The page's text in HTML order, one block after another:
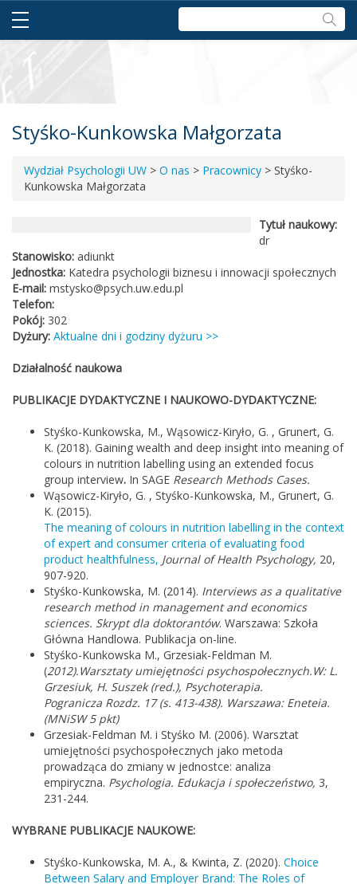
Szukaj:
Styśko-Kunkowska Małgorzata
Wydział Psychologii UW > O nas > Pracownicy > Styśko-
Kunkowska Małgorzata
Tytuł naukowy:
dr
Stanowisko: adiunkt
Jednostka: Katedra psychologii biznesu i innowacji społecznych
E-mail: mstysko@psych.uw.edu.pl
Telefon:
Pokój: 302
Dyżury: Aktualne dni i godziny dyżuru >>
Działalność naukowa
PUBLIKACJE DYDAKTYCZNE I NAUKOWO-DYDAKTYCZNE:
Styśko-Kunkowska, M., Wąsowicz-Kiryło, G. , Grunert, G.
K. (2018). Gaining wealth and deep insight into meaning of
colours in nutrition labelling using an extended focus
group interview. In SAGE Research Methods Cases.
Wąsowicz-Kiryło, G. , Styśko-Kunkowska, M., Grunert, G.
K. (2015).
The meaning of colours in nutrition labelling in the context
of expert and consumer criteria of evaluating food
product healthfulness, Journal of Health Psychology, 20,
907-920.
Styśko-Kunkowska, M. (2014). Interviews as a qualitative
research method in management and economics
sciences. Skrypt dla doktorantów. Warszawa: Szkoła
Główna Handlowa. Publikacja on-line.
Styśko-Kunkowska M., Grzesiak-Feldman M.
(2012).Warsztaty umiejętności psychospołecznych.W: L.
Grzesiuk, H. Suszek (red.), Psychoterapia.
Pogranicza Rozdz. 17 (s. 413-438). Warszawa: Eneteia.
(MNiSW 5 pkt)
Grzesiak-Feldman M. i Styśko M. (2006). Warsztat
umiejętności psychospołecznych jako metoda
prowadząca do zmiany w jednostce: analiza
empiryczna. Psychologia. Edukacja i społeczeństwo, 3,
231-244.
WYBRANE PUBLIKACJE NAUKOWE:
Styśko-Kunkowska, M. A., & Kwinta, Z. (2020). Choice
Between Salary and Employer Brand: The Roles of